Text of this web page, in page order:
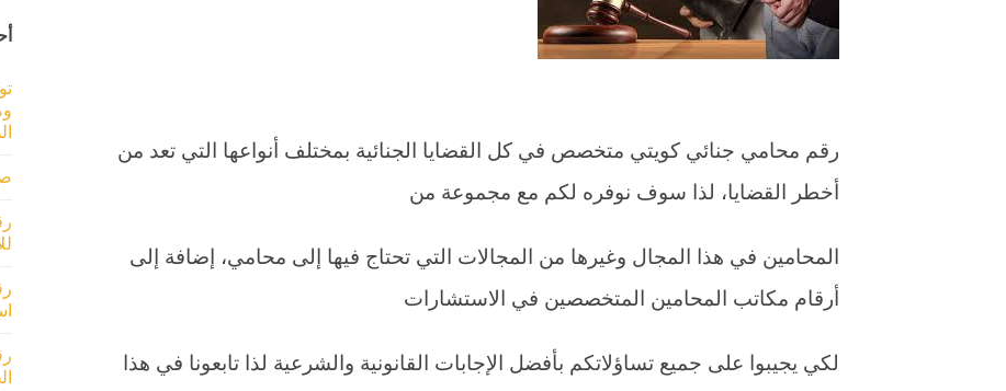
رقم محامي جنائي كويتي متخصص في كل القضايا الجنائية بمختلف أنواعها التي تعد من
أخطر القضايا، لذا سوف نوفره لكم مع مجموعة من
المحامين في هذا المجال وغيرها من المجالات التي تحتاج فيها إلى محامي، إضافة إلى
أرقام مكاتب المحامين المتخصصين في الاستشارات
لكي يجيبوا على جميع تساؤلاتكم بأفضل الإجابات القانونية والشرعية لذا تابعونا في هذا